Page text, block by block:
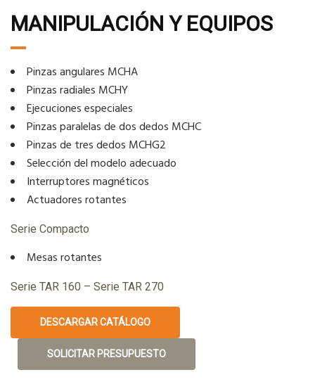
MANIPULACIÓN Y EQUIPOS
Pinzas angulares MCHA
Pinzas radiales MCHY
Ejecuciones especiales
Pinzas paralelas de dos dedos MCHC
Pinzas de tres dedos MCHG2
Selección del modelo adecuado
Interruptores magnéticos
Actuadores rotantes
Serie Compacto
Mesas rotantes
Serie TAR 160 – Serie TAR 270
DESCARGAR CATÁLOGO
SOLICITAR PRESUPUESTO